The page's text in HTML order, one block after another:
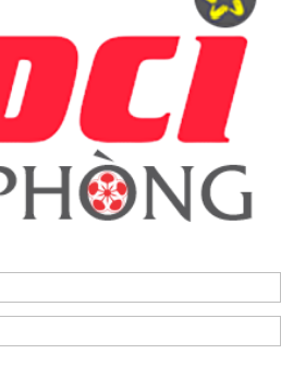
NGHỊ QUYẾT SỐ 11-NQ/TU: QUYẾT
TĂNG TRƯỞNG KINH TẾ...
hiến 131,2 m² đất phục vụ mở rộng